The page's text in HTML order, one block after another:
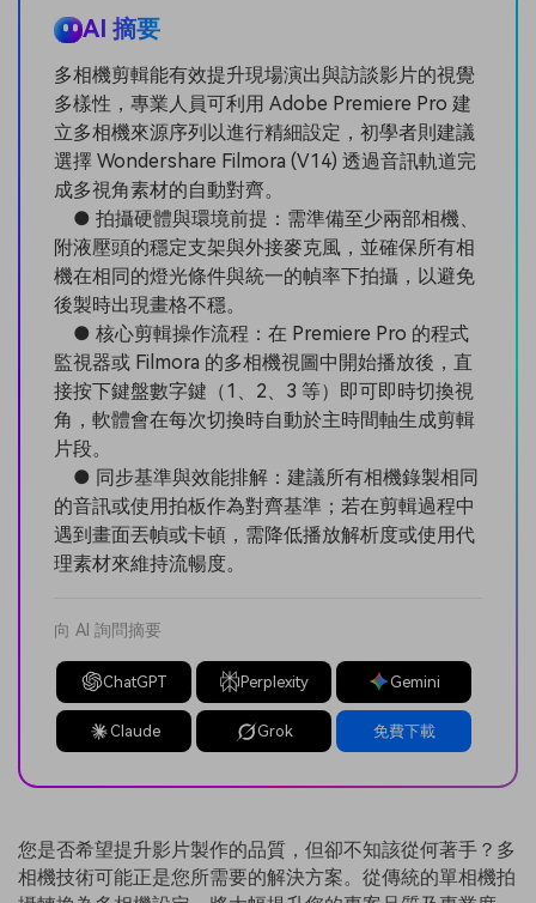
AI 摘要
多相機剪輯能有效提升現場演出與訪談影片的視覺
多樣性，專業人員可利用 Adobe Premiere Pro 建
立多相機來源序列以進行精細設定，初學者則建議
選擇 Wondershare Filmora (V14) 透過音訊軌道完
成多視角素材的自動對齊。
● 拍攝硬體與環境前提：需準備至少兩部相機、
附液壓頭的穩定支架與外接麥克風，並確保所有相
機在相同的燈光條件與統一的幀率下拍攝，以避免
後製時出現畫格不穩。
● 核心剪輯操作流程：在 Premiere Pro 的程式
監視器或 Filmora 的多相機視圖中開始播放後，直
接按下鍵盤數字鍵（1、2、3 等）即可即時切換視
角，軟體會在每次切換時自動於主時間軸生成剪輯
片段。
● 同步基準與效能排解：建議所有相機錄製相同
的音訊或使用拍板作為對齊基準；若在剪輯過程中
遇到畫面丟幀或卡頓，需降低播放解析度或使用代
理素材來維持流暢度。
向 AI 詢問摘要
ChatGPT Perplexity Gemini
Claude Grok 免費下載
您是否希望提升影片製作的品質，但卻不知該從何著手？多
相機技術可能正是您所需要的解決方案。從傳統的單相機拍